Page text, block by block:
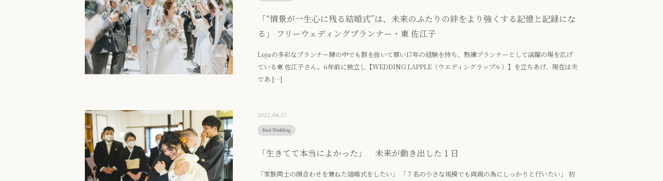
「“情景が一生心に残る結婚式”は、未来のふたりの絆をより強くする記憶と記録にな
る」 フリーウェディングプランナー・東 佐江子
Lejuの多彩なプランナー陣の中でも群を抜いて厚い17年の経験を持ち、熟練プランナーとして活躍の場を広げ
ている東 佐江子さん。6年前に独立し【WEDDING LAPPLE（ウエディングラップル）】を立ちあげ、現在は夫
であ […]
2022.04.27
Real Wedding
「生きてて本当によかった」 未来が動き出した１日
「家族同士の顔合わせを兼ねた結婚式をしたい」 「７名の小さな規模でも両親の為にしっかりと行いたい」 初